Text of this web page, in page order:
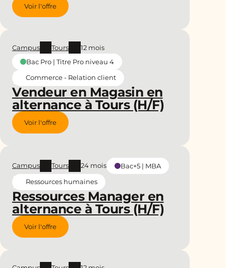
Voir l'offre
Vendeur en Magasin en
alternance à Tours (H/F)
Campus Tours
12 mois
Bac Pro | Titre Pro niveau 4
Commerce - Relation client
Voir l'offre
Ressources Manager en
alternance à Tours (H/F)
Campus Tours 24 mois
Bac+5 | MBA
Ressources humaines
Voir l'offre